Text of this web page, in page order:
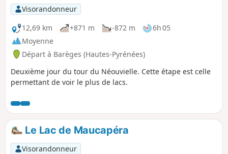
Visorandonneur
12,69 km
+871 m -872 m
6h 05
Moyenne
Départ à Barèges (Hautes-Pyrénées)
Deuxième jour du tour du Néouvielle. Cette étape est celle
permettant de voir le plus de lacs.
Le Lac de Maucapéra
Visorandonneur